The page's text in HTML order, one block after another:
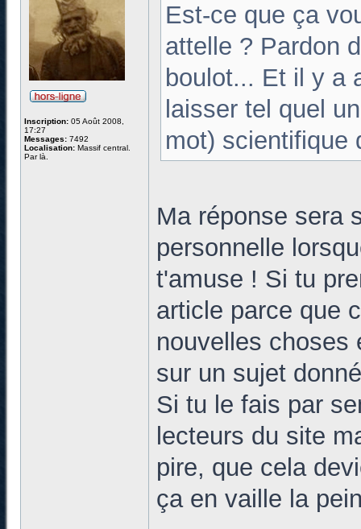
Inscription: 05 Août 2008,
17:27
Messages: 7492
Localisation: Massif central.
Par là.
Est-ce que ça
attelle ? Pardon
boulot... Et il y a
laisser tel quel
mot) scientifique
Ma réponse sera
personnelle
t'amuse ! Si tu
article parce que
nouvelles choses
sur un sujet
Si tu le fais par
lecteurs du site
pire, que cela
ça en vaille la